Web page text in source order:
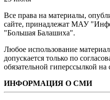
Все права на материалы,
сайте, принадлежат МАУ
"Большая Балашиха".
Любое использование
допускается только по
обязательной гиперссылкой
ИНФОРМАЦИЯ О СМИ